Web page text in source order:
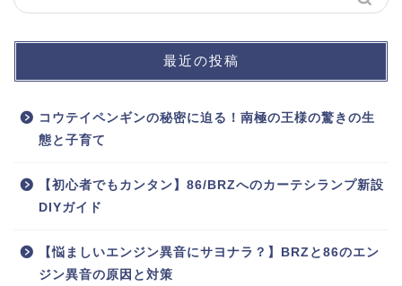
最近の投稿
コウテイペンギンの秘密に迫る！南極の王様の驚きの生
態と子育て
【初心者でもカンタン】86/BRZへのカーテシランプ新設
DIYガイド
【悩ましいエンジン異音にサヨナラ？】BRZと86のエン
ジン異音の原因と対策